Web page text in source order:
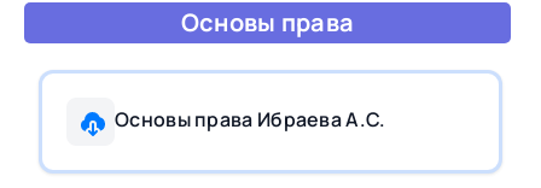
Основы права
Основы права Ибраева А.С.